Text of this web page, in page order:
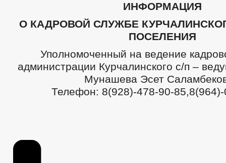
ИНФОРМАЦИЯ
О КАДРОВОЙ СЛУЖБЕ
ПОСЕЛЕНИЯ
Уполномоченный на ведение
администрации Курчалинского с/п –
Мунашева Эсет
Телефон: 8(928)-478-90-